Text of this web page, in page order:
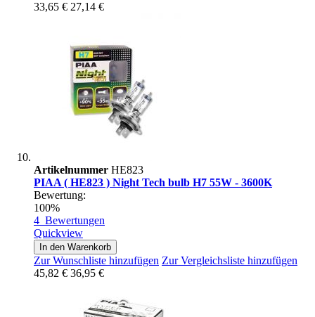
33,65 € 27,14 €
Artikelnummer HE823
PIAA ( HE823 ) Night Tech bulb H7 55W - 3600K
Bewertung:
100%
4 Bewertungen
Quickview
In den Warenkorb
Zur Wunschliste hinzufügen Zur Vergleichsliste hinzufügen
45,82 € 36,95 €